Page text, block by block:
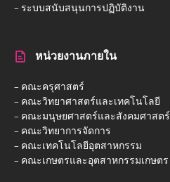
– ระบบสนับสนุนการปฏิบัติงาน
หน่วยงานภายใน
– คณะครุศาสตร์
– คณะวิทยาศาสตร์และเทคโนโลยี
– คณะมนุษยศาสตร์และสังคมศาสตร์
– คณะวิทยาการจัดการ
– คณะเทคโนโลยีอุตสาหกรรม
– คณะเกษตรและอุตสาหกรรมเกษตร